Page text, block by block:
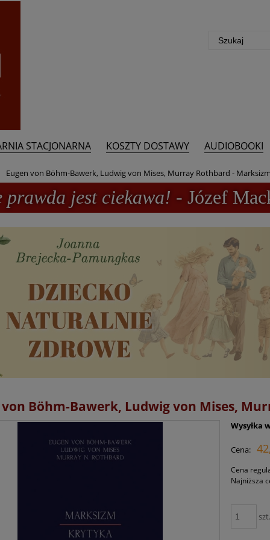
STACJONARNA KOSZTY DOSTAWY AUDIOBOOKI
Eugen von Böhm-Bawerk, Ludwig von Mises, Murray Rothbard -
prawda jest ciekawa! - Józef
von Böhm-Bawerk, Ludwig von Mises,
Wysyłka
Cena:
Cena
Najniższa